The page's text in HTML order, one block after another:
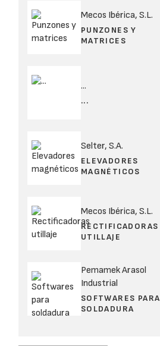
Mecos Ibérica, S.L.
PUNZONES Y
MATRICES
...
...
Selter, S.A.
ELEVADORES
MAGNÉTICOS
Mecos Ibérica, S.L.
RECTIFICADORAS
UTILLAJE
Pemamek Arasol
Industrial
SOFTWARES PARA
SOLDADURA